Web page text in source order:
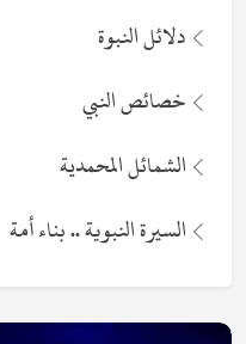
دلائل النبوة
خصائص النبي
الشمائل المحمدية
السيرة النبوية .. بناء أمة